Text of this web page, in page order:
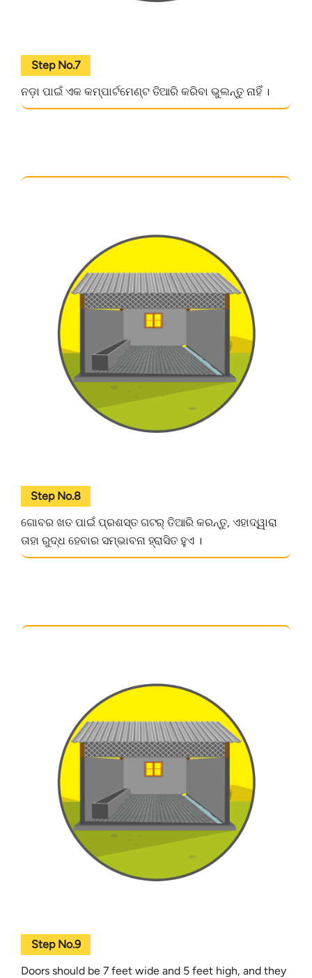
Step No.7
ନଡ଼ା ପାଇଁ ଏକ କମ୍ପାର୍ଟମେଣ୍ଟ ତିଆରି କରିବା ଭୁଲନ୍ତୁ ନାହିଁ ।
Step No.8
ଗୋବର ଖତ ପାଇଁ ପ୍ରଶସ୍ତ ଗଟର୍ ତିଆରି କରନ୍ତୁ, ଏହାଦ୍ୱାରା
ତାହା ରୁଦ୍ଧ ହେବାର ସମ୍ଭାବନା ହ୍ରାସିତ ହୁଏ ।
Step No.9
Doors should be 7 feet wide and 5 feet high, and they